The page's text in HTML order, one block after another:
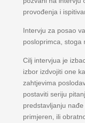
provođenja i
Intervju za posao
posloprimca, stoga
Cilj intervjua je
izbor izdvojiti one
zahtjevima
postaviti seriju
predstavljanju
primjeren, ili